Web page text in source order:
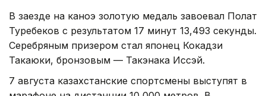
В заезде на каноэ золотую медаль завоевал Полат
Туребеков с результатом 17 минут 13,493 секунды.
Серебряным призером стал японец Кокадзи
Такаюки, бронзовым — Такэнака Иссэй.
7 августа казахстанские спортсмены выступят в